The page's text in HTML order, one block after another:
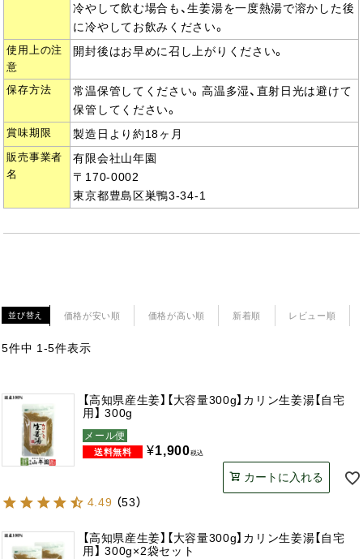
冷やして飲む場合も、生姜湯を一度熱湯で溶かした後
に冷やしてお飲みください。
使用上の注
意
開封後はお早めに召し上がりください。
保存方法
常温保管してください。高温多湿、直射日光は避けて
保管してください。
賞味期限 製造日より約18ヶ月
販売事業者
名
有限会社山年園
〒170-0002
東京都豊島区巣鴨3-34-1
並び替え 価格が安い順 価格が高い順 新着順 レビュー順
5件中 1 -5件表示
【高知県産生姜】【大容量300g】カリン生姜湯【自宅
用】 300g
メール便
¥1,900税込
カートに入れる
4.49 （53）
【高知県産生姜】【大容量300g】カリン生姜湯【自宅
用】 300g×2袋セット